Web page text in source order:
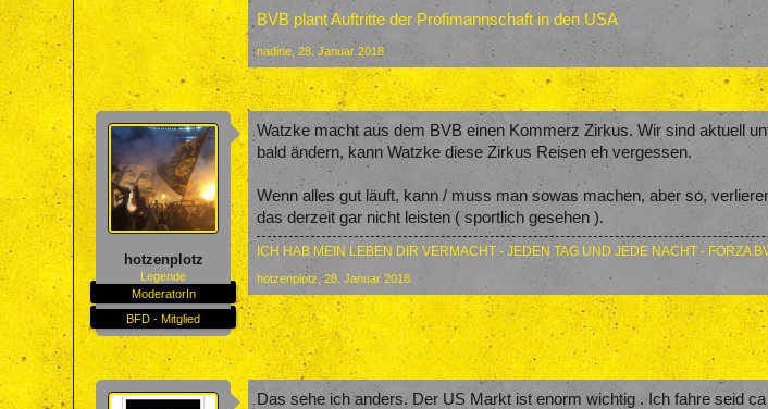
BVB plant Auftritte der Profimannschaft in den USA
nadine 28. Januar 2018
hotzenplotz
Legende
ModeratorIn
BFD - Mitglied
Watzke macht aus dem BVB einen Kommerz Zirkus. Wir sind aktuell
bald ändern, kann Watzke diese Zirkus Reisen eh vergessen.
Wenn alles gut läuft, kann / muss man sowas machen, aber so,
das derzeit gar nicht leisten ( sportlich gesehen ).
ICH HAB MEIN LEBEN DIR VERMACHT - JEDEN TAG UND JEDE NACHT - FORZA
hotzenplotz 28. Januar 2018
Das sehe ich anders. Der US Markt ist enorm wichtig . Ich fahre seid